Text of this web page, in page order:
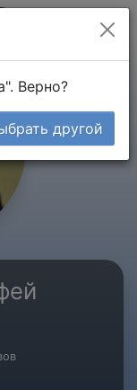
Верно?
другой